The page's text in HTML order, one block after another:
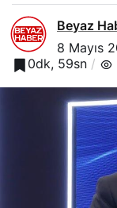
Beyaz
8 Mayıs
0dk, 59sn